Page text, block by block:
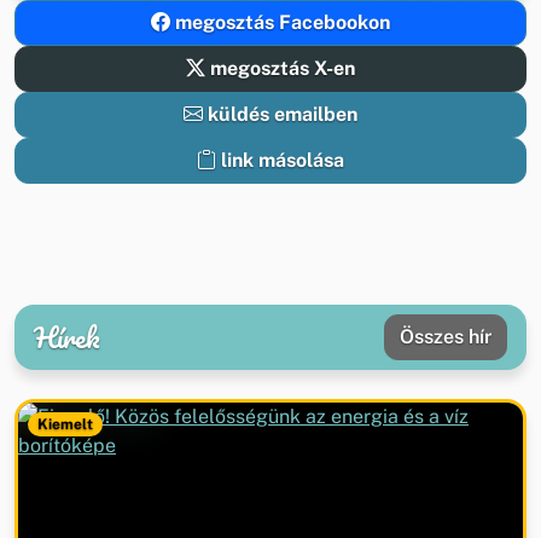
megosztás Facebookon
megosztás X-en
küldés emailben
link másolása
Hírek Összes hír
Kiemelt